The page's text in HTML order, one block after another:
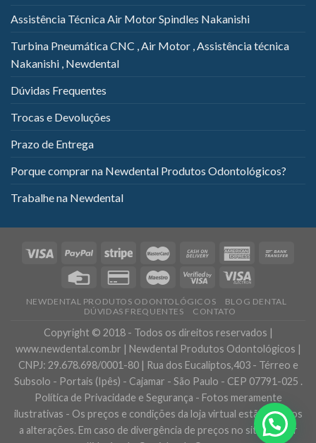
Assistência Técnica Air Motor Spindles Nakanishi
Turbina Pneumática CNC , Air Motor , Assistência técnica
Nakanishi , Newdental
Dúvidas Frequentes
Trocas e Devoluções
Prazo de Entrega
Porque comprar na Newdental Produtos Odontológicos?
Trabalhe na Newdental
NEWDENTAL PRODUTOS ODONTOLÓGICOS
BLOG DENTAL
DÚVIDAS FREQUENTES
CONTATO
Copyright © 2018 - Todos os direitos reservados |
www.newdental.com.br | Newdental Produtos Odontológicos |
CNPJ: 29.678.698/0001-80 | Rua dos Eucaliptos,403 - Térreo e
Subsolo - Portais (Ipês) - Cajamar - São Paulo - CEP 07791-025 .
Política de Privacidade e Segurança - Fotos meramente
ilustrativas - Os preços e condições da loja virtual estão sujeitos
a alterações. Em caso de divergência de preços no site, o valor